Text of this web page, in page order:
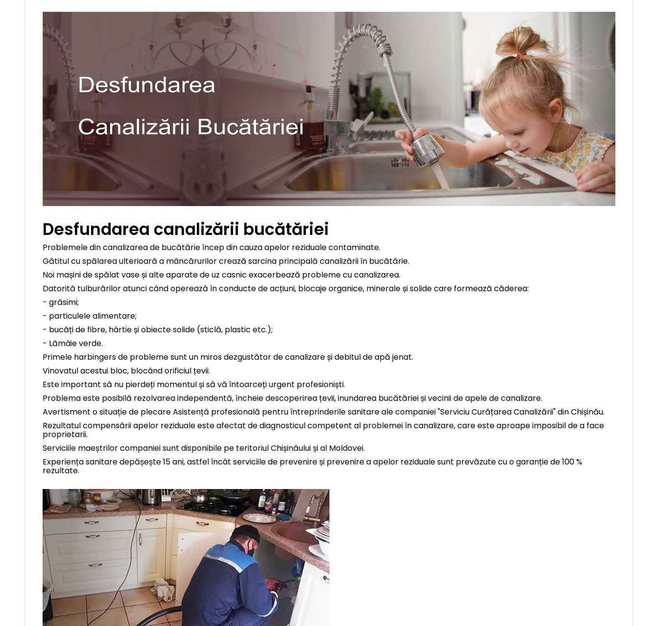
Desfundarea canalizării bucătăriei
Problemele din canalizarea de bucătărie încep din cauza apelor reziduale contaminate.
Gătitul cu spălarea ulterioară a mâncărurilor crează sarcina principală canalizării în bucătărie.
Noi mașini de spălat vase și alte aparate de uz casnic exacerbează probleme cu canalizarea.
Datorită tulburărilor atunci când operează în conducte de acțiuni, blocaje organice, minerale și solide care formează căderea:
- grăsimi;
- particulele alimentare;
- bucăți de fibre, hârtie și obiecte solide (sticlă, plastic etc.);
- Lămâie verde.
Primele harbingers de probleme sunt un miros dezgustător de canalizare și debitul de apă jenat.
Vinovatul acestui bloc, blocând orificiul țevii.
Este important să nu pierdeți momentul și să vă întoarceți urgent profesioniști.
Problema este posibilă rezolvarea independentă, încheie descoperirea țevii, inundarea bucătăriei și vecinii de apele de canalizare.
Avertisment o situație de plecare Asistență profesională pentru întreprinderile sanitare ale companiei "Serviciu Curățarea Canalizării" din Chișinău.
Rezultatul compensării apelor reziduale este afectat de diagnosticul competent al problemei în canalizare, care este aproape imposibil de a face
proprietarii.
Serviciile maeștrilor companiei sunt disponibile pe teritoriul Chișinăului și al Moldovei.
Experiența sanitare depășește 15 ani, astfel încât serviciile de prevenire și prevenire a apelor reziduale sunt prevăzute cu o garanție de 100 %
rezultate.